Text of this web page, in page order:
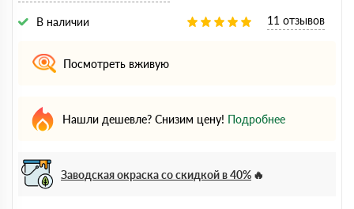
В наличии 11 отзывов
Посмотреть вживую
Нашли дешевле? Снизим цену! Подробнее
Заводская окраска со скидкой в 40%